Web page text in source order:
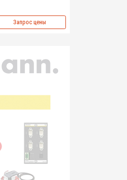
Запрос цены